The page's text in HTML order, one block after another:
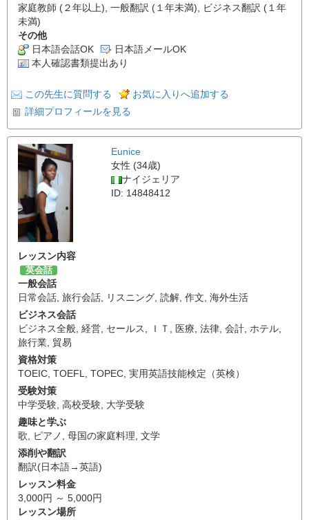
家庭教師 (２年以上), 一般翻訳 (１年未満), ビジネス翻訳 (１年
未満)
その他
日本語会話OK
日本語メールOK
本人確認書類提出あり
この先生に質問する
お気に入りへ追加する
詳細プロフィールを見る
Eunice
女性 (34歳)
ナイジェリア
ID: 14848412
レッスン内容
英会話
一般会話
日常会話 旅行会話 リスニング 読解 作文 海外生活
ビジネス会話
ビジネス全般 経営 セールス ＩＴ 医療 法律 会計 ホテル
旅行業 貿易
資格対策
TOEIC TOEFL TOPEC 実用英語技能検定（英検）
受験対策
中学受験 高校受験 大学受験
趣味と学ぶ
歌
ピアノ 母国の家庭料理 文学
添削や翻訳
翻訳(日本語→英語)
レッスン料金
3,000円 ～ 5,000円
レッスン場所